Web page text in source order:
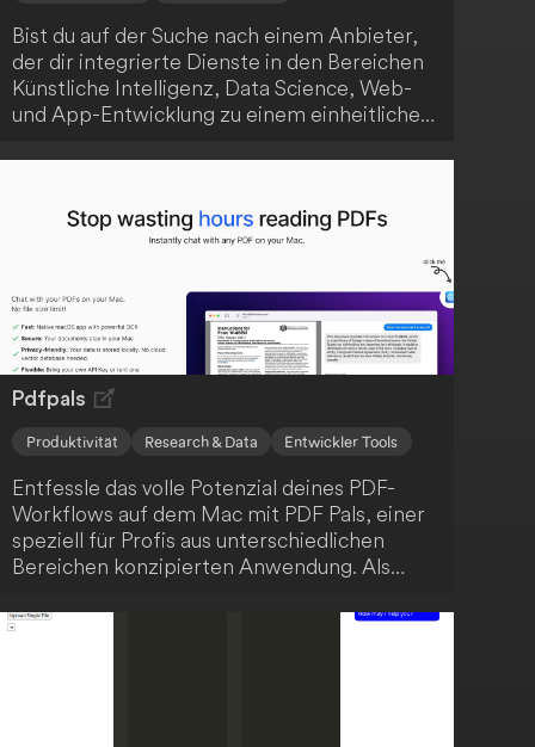
Bist du auf der Suche nach einem Anbieter,
der dir integrierte Dienste in den Bereichen
Künstliche Intelligenz, Data Science, Web-
und App-Entwicklung zu einem einheitlichen
genau das Richtige für dich! Das
Shop für technologische Lösungen, die
sowohl für Start-ups als auch etablierte
Firmen relevant sind. Mit der transparenten
und zugänglichen Preisgestaltung können
Kunden von den vielfältigen Möglichkeiten
profitieren.
Pdfpals
Produktivität Research & Data Entwickler Tools
Entfessle das volle Potenzial deines PDF-
Workflows auf dem Mac mit PDF Pals, einer
speziell für Profis aus unterschiedlichen
Bereichen konzipierten Anwendung. Als
Produktmanager, Jurist oder HR-Experte